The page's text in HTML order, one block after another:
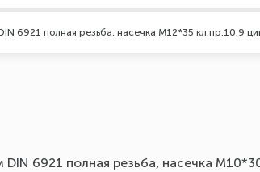
6921 полная резьба, насечка М12*35 кл.пр.10.9
6921 полная резьба, насечка